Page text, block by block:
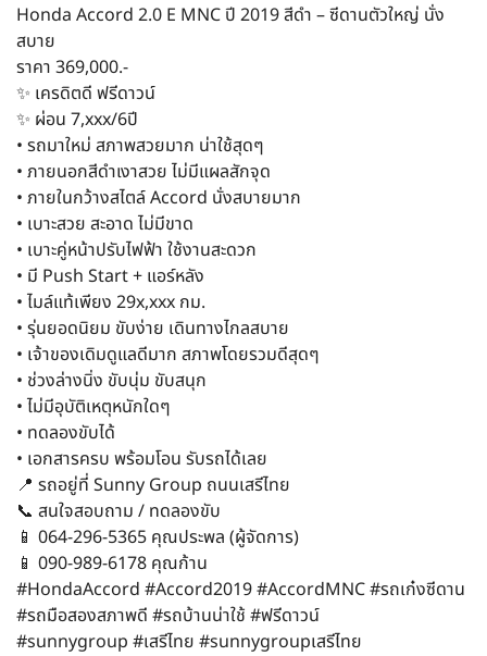
Honda Accord 2.0 E MNC ปี 2019 สีดำ – ซีดานตัวใหญ่ นั่ง
สบาย
ราคา 369,000.-
✨ เครดิตดี ฟรีดาวน์
✨ ผ่อน 7,xxx/6ปี
• รถมาใหม่ สภาพสวยมาก น่าใช้สุดๆ
• ภายนอกสีดำเงาสวย ไม่มีแผลสักจุด
• ภายในกว้างสไตล์ Accord นั่งสบายมาก
• เบาะสวย สะอาด ไม่มีขาด
• เบาะคู่หน้าปรับไฟฟ้า ใช้งานสะดวก
• มี Push Start + แอร์หลัง
• ไมล์แท้เพียง 29x,xxx กม.
• รุ่นยอดนิยม ขับง่าย เดินทางไกลสบาย
• เจ้าของเดิมดูแลดีมาก สภาพโดยรวมดีสุดๆ
• ช่วงล่างนิ่ง ขับนุ่ม ขับสนุก
• ไม่มีอุบัติเหตุหนักใดๆ
• ทดลองขับได้
• เอกสารครบ พร้อมโอน รับรถได้เลย
📍 รถอยู่ที่ Sunny Group ถนนเสรีไทย
📞 สนใจสอบถาม / ทดลองขับ
📱 064-296-5365 คุณประพล (ผู้จัดการ)
📱 090-989-6178 คุณก้าน
#HondaAccord #Accord2019 #AccordMNC #รถเก๋งซีดาน
#รถมือสองสภาพดี #รถบ้านน่าใช้ #ฟรีดาวน์
#sunnygroup #เสรีไทย #sunnygroupเสรีไทย